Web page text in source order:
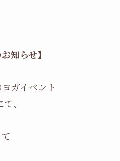
知らせ】
ガイベント
、